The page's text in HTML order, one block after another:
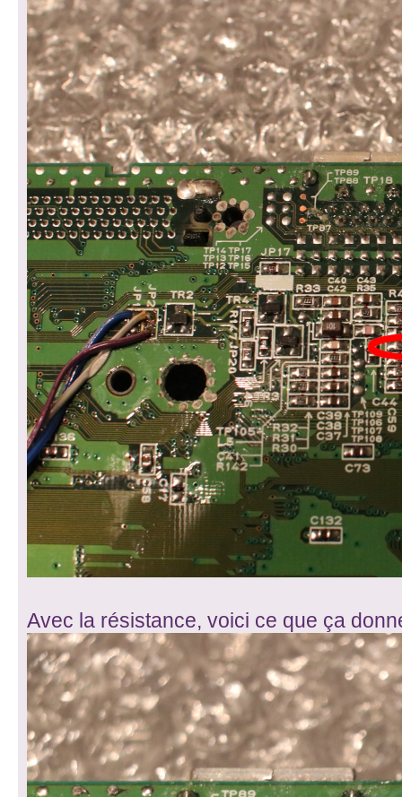
Avec la résistance, voici ce que ça